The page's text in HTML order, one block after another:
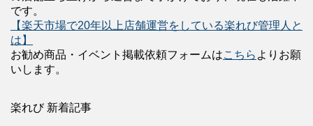
です。
【楽天市場で20年以上店舗運営をしている楽れび管理人と
は】
お勧め商品・イベント掲載依頼フォームはこちら よりお願
いします。
楽れび 新着記事